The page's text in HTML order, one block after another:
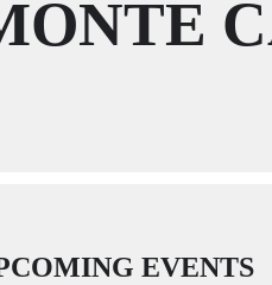
EVENTS